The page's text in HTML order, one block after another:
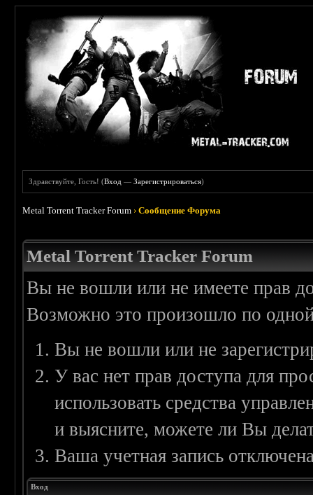
Здравствуйте, Гость! (Вход —Зарегистрироваться)
Metal Torrent Tracker Forum ›Сообщение Форума
Metal Torrent Tracker Forum
Вы не вошли или не имеете прав
Возможно это произошло по
Вы не вошли или не
У вас нет прав доступа для
использовать средства
и выясните, можете ли Вы
Ваша учетная запись
Вход